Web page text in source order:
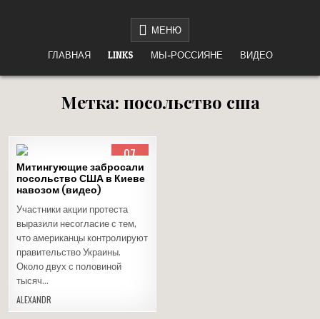
МЕНЮ
ГЛАВНАЯ LINKS МЫ-РОССИЯНЕ ВИДЕО
Метка: посольство сша
07
АПР
2015
Опубликовано
Митингующие забросали
посольство США в Киеве
навозом (видео)
Участники акции протеста
выразили несогласие с тем,
что американцы контролируют
правительство Украины.
Около двух с половиной
тысяч…
ALEXANDR